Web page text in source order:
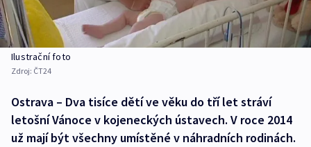
Ilustrační foto
Zdroj: ČT24
Ostrava – Dva tisíce dětí ve věku do tří let stráví
letošní Vánoce v kojeneckých ústavech. V roce 2014
už mají být všechny umístěné v náhradních rodinách.